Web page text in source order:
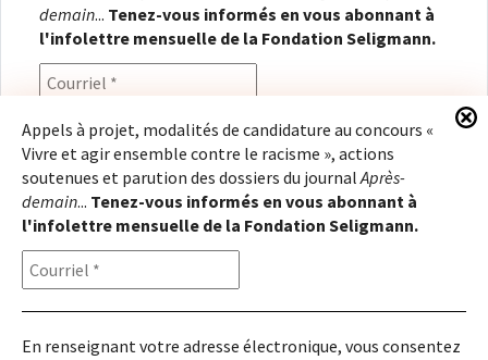
demain... Tenez-vous informés en vous abonnant à
l'infolettre mensuelle de la Fondation Seligmann.
En renseignant votre adresse électronique, vous
consentez à recevoir l'infolettre de la Fondation
Seligmann, conformément à notrepolitique de
confidentialité. Il vous sera possible de vous
désabonner à tout moment.
Appels à projet, modalités de candidature au concours «
Vivre et agir ensemble contre le racisme », actions
soutenues et parution des dossiers du journalAprès-
demain... Tenez-vous informés en vous abonnant à
l'infolettre mensuelle de la Fondation Seligmann.
En renseignant votre adresse électronique, vous consentez